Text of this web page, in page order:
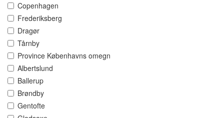
Copenhagen
Frederiksberg
Dragør
Tårnby
Province Københavns omegn
Albertslund
Ballerup
Brøndby
Gentofte